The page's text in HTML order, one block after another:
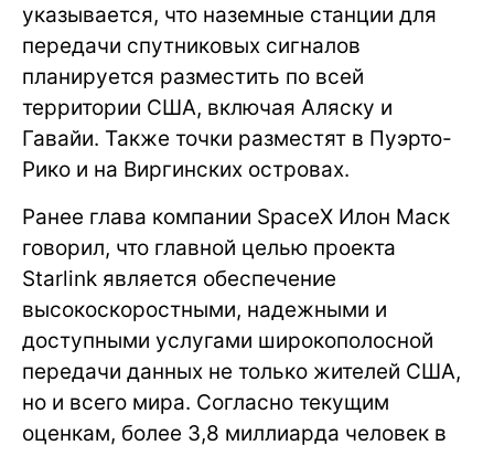
указывается, что наземные станции для
передачи спутниковых сигналов
планируется разместить по всей
территории США, включая Аляску и
Гавайи. Также точки разместят в Пуэрто-
Рико и на Виргинских островах.
Ранее глава компании SpaceX Илон Маск
говорил, что главной целью проекта
Starlink является обеспечение
высокоскоростными, надежными и
доступными услугами широкополосной
передачи данных не только жителей США,
но и всего мира. Согласно текущим
оценкам, более 3,8 миллиарда человек в